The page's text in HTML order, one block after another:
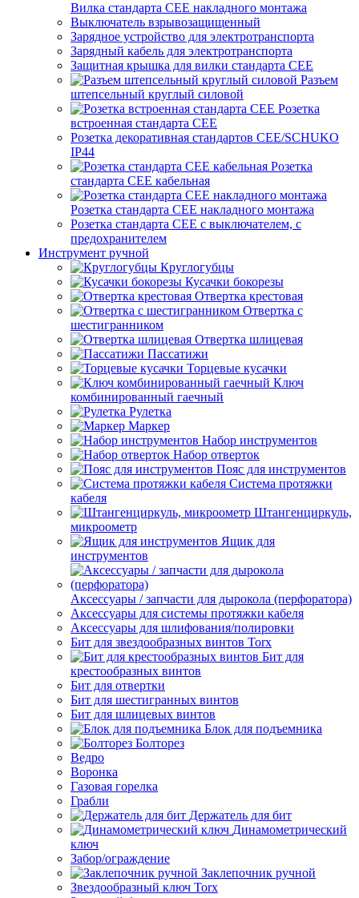
Вилка стандарта CEE накладного монтажа
Выключатель взрывозащищенный
Зарядное устройство для электротранспорта
Зарядный кабель для электротранспорта
Защитная крышка для вилки стандарта CEE
Разъем
штепсельный круглый силовой
Розетка
встроенная стандарта CEE
Розетка декоративная стандартов CEE/SCHUKO
IP44
Розетка
стандарта СЕЕ кабельная
Розетка стандарта СЕЕ накладного монтажа
Розетка стандарта СЕЕ с выключателем, с
предохранителем
Инструмент ручной
Круглогубцы
Кусачки бокорезы
Отвертка крестовая
Отвертка с
шестигранником
Отвертка шлицевая
Пассатижи
Торцевые кусачки
Ключ
комбинированный гаечный
Рулетка
Маркер
Набор инструментов
Набор отверток
Пояс для инструментов
Система протяжки
кабеля
Штангенциркуль,
микроометр
Ящик для
инструментов
Аксессуары / запчасти для дырокола (перфоратора)
Аксессуары для системы протяжки кабеля
Аксессуары для шлифования/полировки
Бит для звездообразных винтов Torx
Бит для
крестообразных винтов
Бит для отвертки
Бит для шестигранных винтов
Бит для шлицевых винтов
Блок для подъемника
Болторез
Ведро
Воронка
Газовая горелка
Грабли
Держатель для бит
Динамометрический
ключ
Забор/ограждение
Заклепочник ручной
Звездообразный ключ Torx